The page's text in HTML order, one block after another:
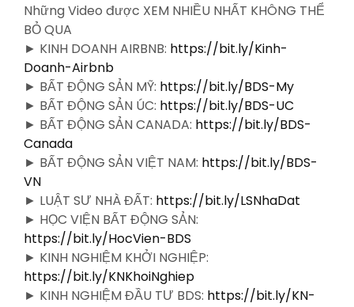
Những Video được XEM NHIỀU NHẤT KHÔNG THỂ
BỎ QUA
► KINH DOANH AIRBNB: https://bit.ly/Kinh-
Doanh-Airbnb
► BẤT ĐỘNG SẢN MỸ: https://bit.ly/BDS-My
► BẤT ĐỘNG SẢN ÚC: https://bit.ly/BDS-UC
► BẤT ĐỘNG SẢN CANADA: https://bit.ly/BDS-
Canada
► BẤT ĐỘNG SẢN VIỆT NAM: https://bit.ly/BDS-
VN
► LUẬT SƯ NHÀ ĐẤT: https://bit.ly/LSNhaDat
► HỌC VIỆN BẤT ĐỘNG SẢN:
https://bit.ly/HocVien-BDS
► KINH NGHIỆM KHỞI NGHIỆP:
https://bit.ly/KNKhoiNghiep
► KINH NGHIỆM ĐẦU TƯ BDS: https://bit.ly/KN-